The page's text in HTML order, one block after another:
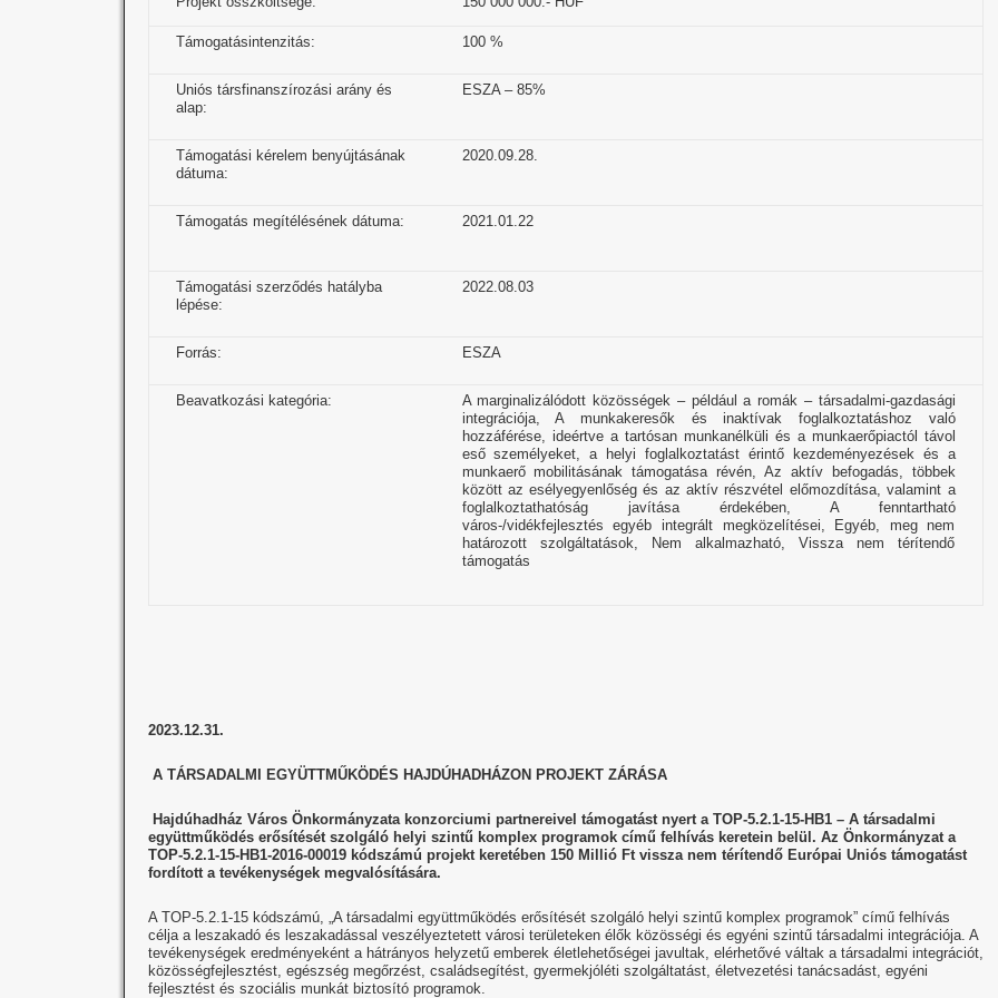
Támogatásintenzitás: 100 %
Uniós társfinanszírozási arány és
alap:
ESZA – 85%
Támogatási kérelem benyújtásának
dátuma:
2020.09.28.
Támogatás megítélésének dátuma: 2021.01.22
Támogatási szerződés hatályba
lépése:
2022.08.03
Forrás: ESZA
Beavatkozási kategória:
A marginalizálódott közösségek – például a romák – társadalmi-gazdasági
integrációja, A munkakeresők és inaktívak foglalkoztatáshoz való
hozzáférése, ideértve a tartósan munkanélküli és a munkaerőpiactól távol
eső személyeket, a helyi foglalkoztatást érintő kezdeményezések és a
munkaerő mobilitásának támogatása révén, Az aktív befogadás, többek
között az esélyegyenlőség és az aktív részvétel előmozdítása, valamint a
foglalkoztathatóság javítása érdekében, A fenntartható
város-/vidékfejlesztés egyéb integrált megközelítései, Egyéb, meg nem
határozott szolgáltatások, Nem alkalmazható, Vissza nem térítendő
támogatás
2023.12.31.
A TÁRSADALMI EGYÜTTMŰKÖDÉS HAJDÚHADHÁZON PROJEKT ZÁRÁSA
Hajdúhadház Város Önkormányzata konzorciumi partnereivel támogatást nyert a TOP-5.2.1-15-HB1 – A társadalmi
együttműködés erősítését szolgáló helyi szintű komplex programok című felhívás keretein belül. Az Önkormányzat a
TOP-5.2.1-15-HB1-2016-00019 kódszámú projekt keretében 150 Millió Ft vissza nem térítendő Európai Uniós támogatást
fordított a tevékenységek megvalósítására.
A TOP-5.2.1-15 kódszámú, „A társadalmi együttműködés erősítését szolgáló helyi szintű komplex programok” című felhívás
célja a leszakadó és leszakadással veszélyeztetett városi területeken élők közösségi és egyéni szintű társadalmi integrációja. A
tevékenységek eredményeként a hátrányos helyzetű emberek életlehetőségei javultak, elérhetővé váltak a társadalmi integrációt,
közösségfejlesztést, egészség megőrzést, családsegítést, gyermekjóléti szolgáltatást, életvezetési tanácsadást, egyéni
fejlesztést és szociális munkát biztosító programok.